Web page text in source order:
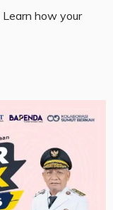
Learn how your